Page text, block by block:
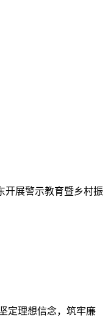
开展警示教育暨乡村振
定理想信念，筑牢廉